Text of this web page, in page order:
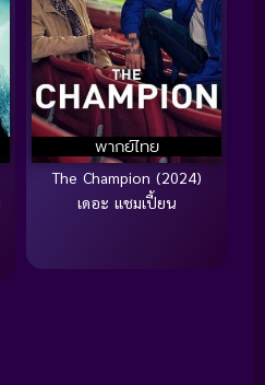
พากย์ไทย
The Champion (2024)
เดอะ แชมเปี้ยน